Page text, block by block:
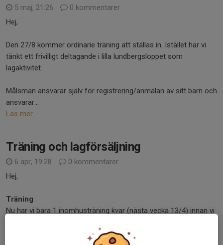
5 maj, 21:26
0 kommentarer
Hej,
Den 27/8 kommer ordinarie träning att ställas in. Istället har vi
tänkt ett frivilligt deltagande i lilla lundbergsloppet som
lagaktivitet.
Målsman ansvarar själv för registrering/anmälan av sitt barn och
ansvarar...
Läs mer
Träning och lagförsäljning
6 apr, 19:28
0 kommentarer
Hej,
Träning
Nu har vi bara 1 inomhusträning kvar (nästa vecka 13/4) innan vi
då träna tisdagar och torsdagar med samlingstid 17:15 och